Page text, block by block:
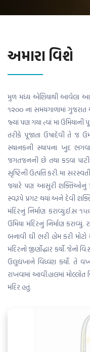
અમારા વિશે
મુળ મધ્ય એશિયાથી આવેલા
૧૨૦૦ ના સમયગાળામાં
જ્યાં પણ ગયા ત્યાં મા ઉમિયાની
તરીકે પૂજાતા ઉષાદેવી તે જ
સ્થાનકની સ્થાપના ખુદ
જગતજનની છે તથા કડવા
સૃષ્ટિની ઉત્પત્તિ કરી. મા
જયારે પણ આસુરી શક્તિઓનું
સ્વરૂપે પ્રગટ થયાં અને દેવી
મંદિરનું નિર્માણ કરાવ્યું.ઈ.સ
ઉમિયા મંદિરનું નિર્માણ
બનાવી ઘી ભરી હોમ કરી
મંદિરનો જીર્ણોદ્ધાર કર્યો.
ઉલુઘખાને વિધ્વંશ કર્યો. તે વખતે
રાખવામાં આવી.હાલમાં
મંદિર હતું.